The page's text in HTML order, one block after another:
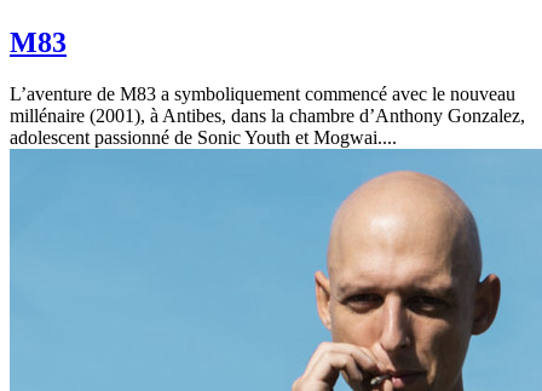
M83
L’aventure de M83 a symboliquement commencé avec le nouveau
millénaire (2001), à Antibes, dans la chambre d’Anthony Gonzalez,
adolescent passionné de Sonic Youth et Mogwai....